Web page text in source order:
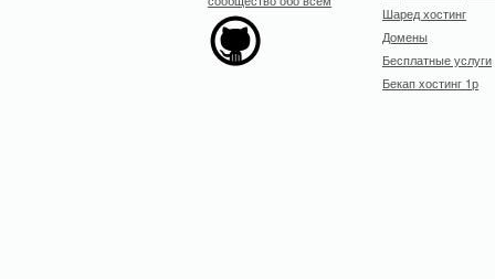
Шаред хостинг
Домены
Бесплатные услуги
Бекап хостинг 1р